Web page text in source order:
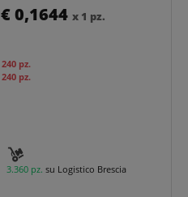
€ 0,1644 x 1 pz.
240 pz.
240 pz.
3.360 pz. su Logistico Brescia